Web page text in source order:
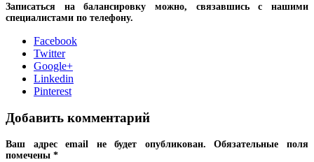
Записаться на балансировку можно, связавшись с нашими
специалистами по телефону.
Facebook
Twitter
Google+
Linkedin
Pinterest
Добавить комментарий
Ваш адрес email не будет опубликован.
Обязательные поля
помечены *